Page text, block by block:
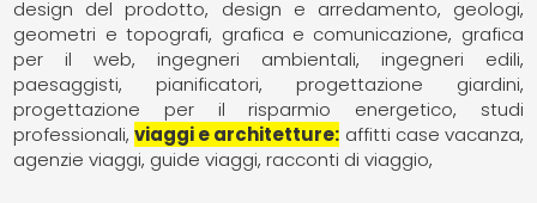
design del prodotto
design e arredamento
geologi
geometri e topografi grafica e comunicazione grafica
per il web
ingegneri ambientali
ingegneri edili
paesaggisti
pianificatori
progettazione giardini
progettazione per il risparmio energetico
studi
professionali viaggi e architetture affitti case vacanza
agenzie viaggi guide viaggi racconti di viaggio